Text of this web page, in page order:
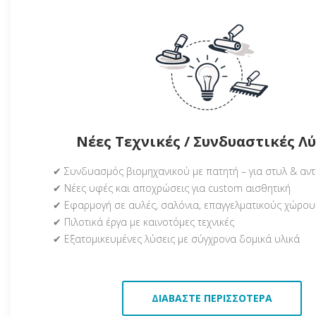
Νέες Τεχνικές / Συνδυαστικές
✔ Συνδυασμός βιομηχανικού με πατητή – για στυλ &
✔ Νέες υφές και αποχρώσεις για custom αισθητική
✔ Εφαρμογή σε αυλές, σαλόνια, επαγγελματικούς
✔ Πιλοτικά έργα με καινοτόμες τεχνικές
✔ Εξατομικευμένες λύσεις με σύγχρονα δομικά υλικά
ΔΙΑΒΆΣΤΕ ΠΕΡΙΣΣΌΤΕΡΑ